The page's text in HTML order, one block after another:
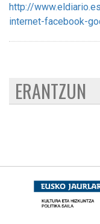
http://
internet-facebook-
ERANTZUN